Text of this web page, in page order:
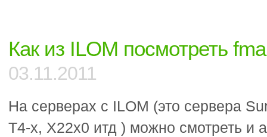
Как из ILOM посмотреть
03.11.2011
На серверах c ILOM (это сервера
T4-x, X22x0 итд ) можно смотреть и